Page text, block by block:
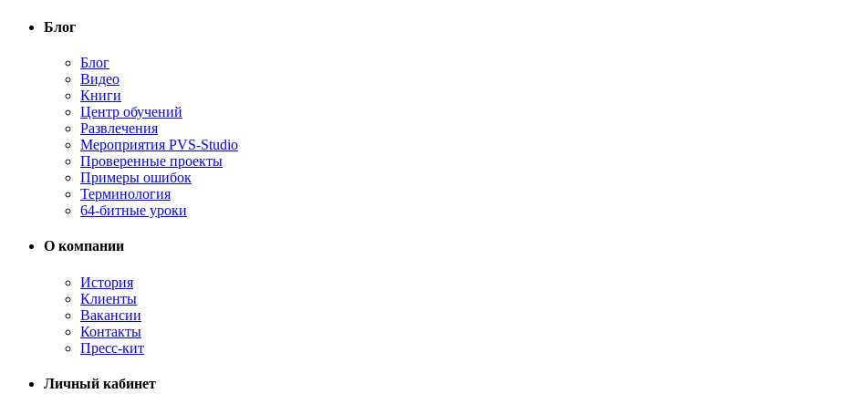
Блог
Блог
Видео
Книги
Центр обучений
Развлечения
Мероприятия PVS-Studio
Проверенные проекты
Примеры ошибок
Терминология
64-битные уроки
О компании
История
Клиенты
Вакансии
Контакты
Пресс-кит
Личный кабинет